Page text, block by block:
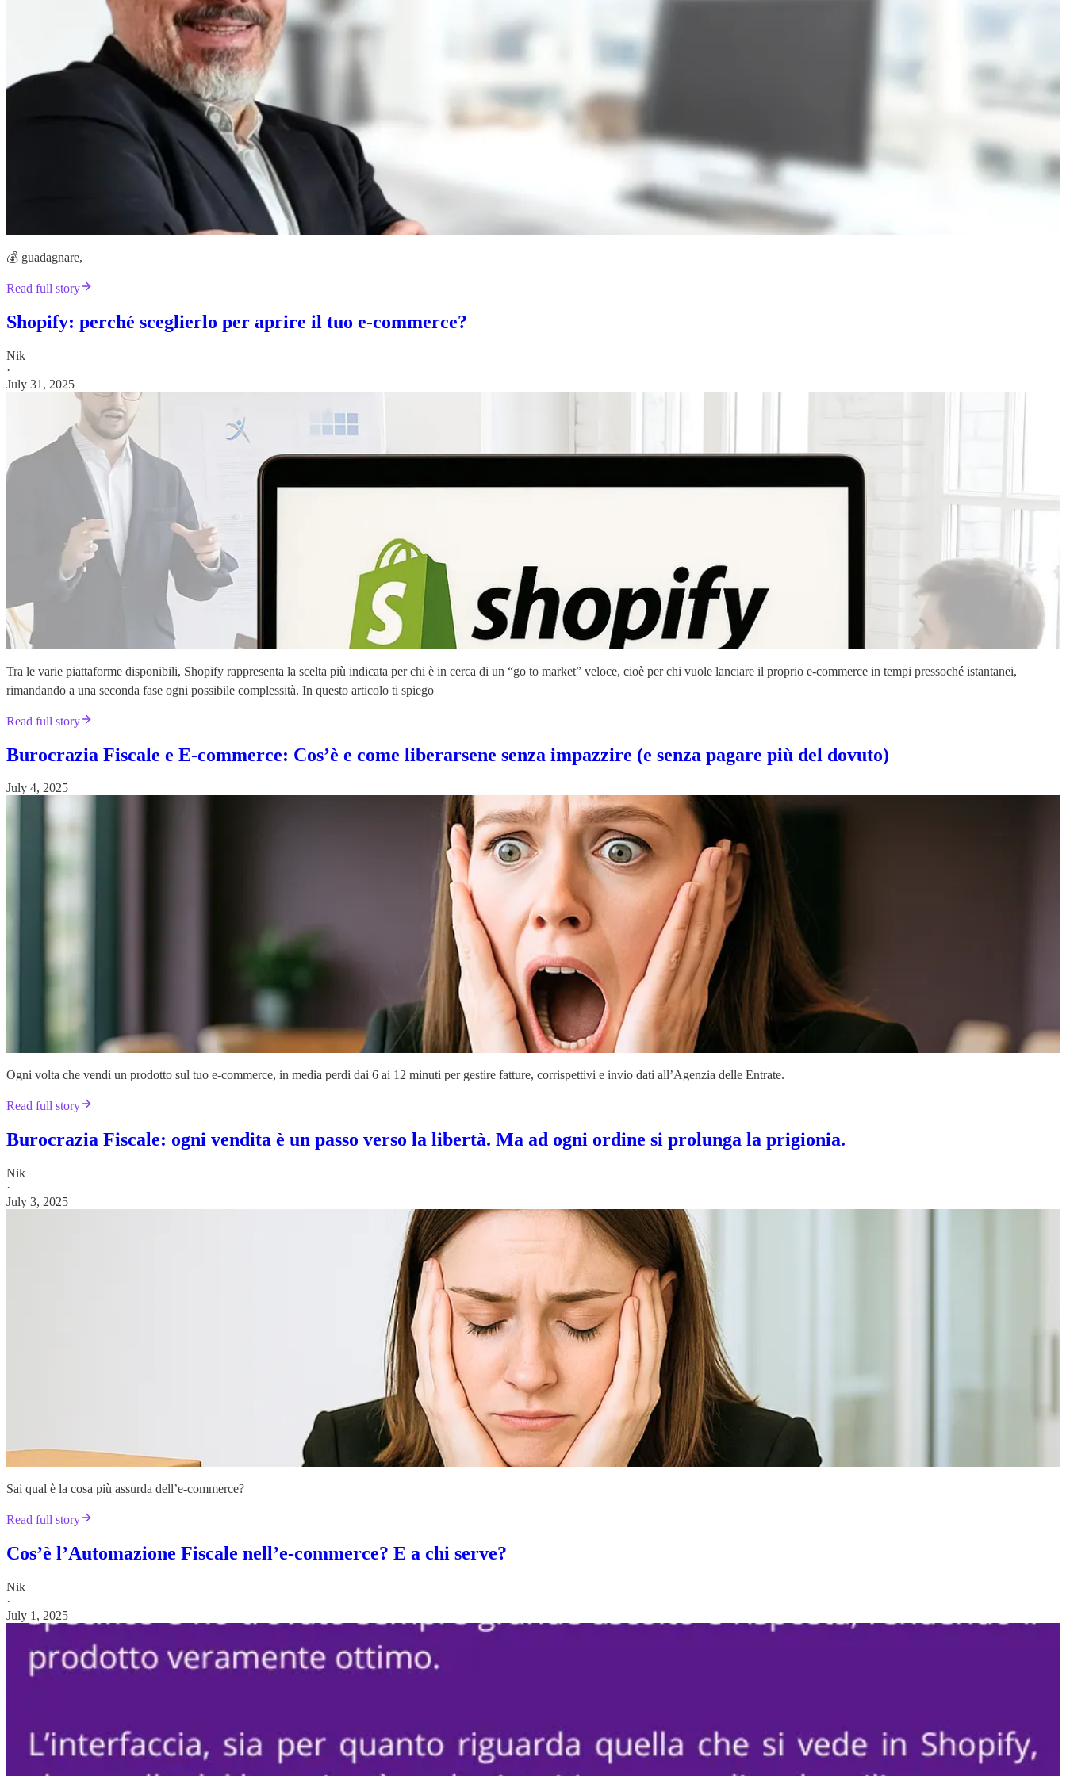
💰 guadagnare,
Read full story
Shopify: perché sceglierlo per aprire il tuo e-commerce?
Nik
·
July 31, 2025
Tra le varie piattaforme disponibili, Shopify rappresenta la scelta più indicata per chi è in cerca di un “go to market” veloce, cioè per chi vuole lanciare il proprio e-commerce in tempi pressoché istantanei,
rimandando a una seconda fase ogni possibile complessità. In questo articolo ti spiego
Read full story
Burocrazia Fiscale e E-commerce: Cos’è e come liberarsene senza impazzire (e senza pagare più del dovuto)
July 4, 2025
Ogni volta che vendi un prodotto sul tuo e-commerce, in media perdi dai 6 ai 12 minuti per gestire fatture, corrispettivi e invio dati all’Agenzia delle Entrate.
Read full story
Burocrazia Fiscale: ogni vendita è un passo verso la libertà. Ma ad ogni ordine si prolunga la prigionia.
Nik
·
July 3, 2025
Sai qual è la cosa più assurda dell’e-commerce?
Read full story
Cos’è l’Automazione Fiscale nell’e-commerce? E a chi serve?
Nik
·
July 1, 2025